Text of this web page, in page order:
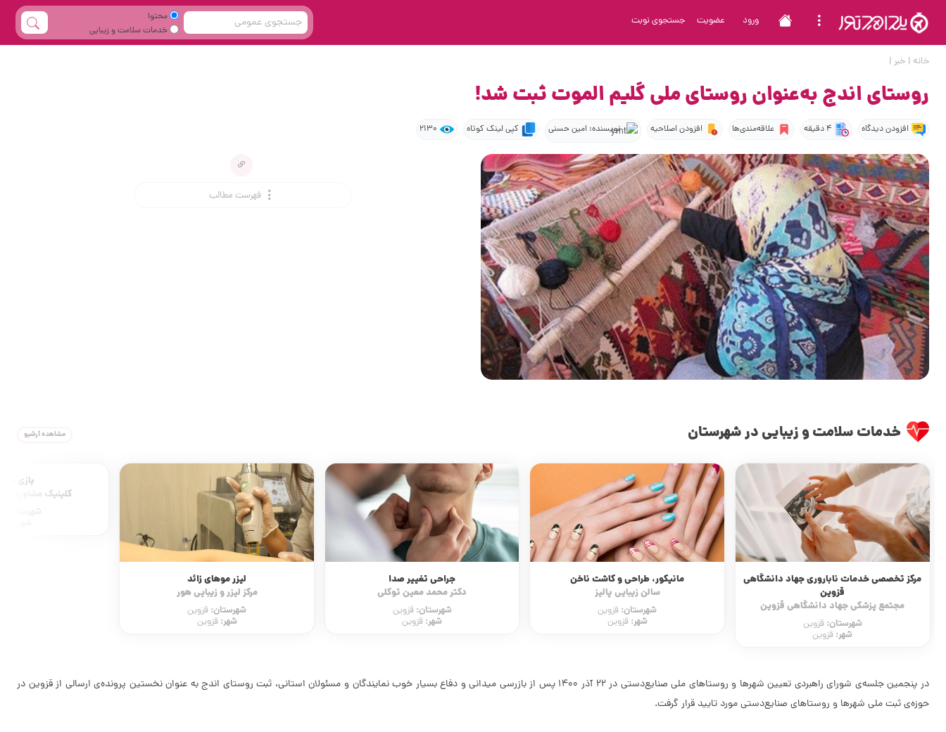
ورود عضویت جستجوی نوبت
محتوا
خدمات سلامت و زیبایی
خانه | خبر |
روستای اندج به‌عنوان روستای ملی گلیم الموت ثبت شد!
افزودن دیدگاه 4 دقیقه علاقه‌مندی‌ها افزودن اصلاحیه نویسنده: امین حسنی کپی لینک کوتاه 2130
فهرست مطالب
خدمات سلامت و زیبایی در شهرستان مشاهده آرشیو
مرکز تخصصی خدمات ناباروری جهاد دانشگاهی
قزوین
مجتمع پزشکی جهاد دانشگاهی قزوین
شهرستان:قزوین
شهر: قزوین
مانیکور، طراحی و کاشت ناخن
سالن زیبایی پالیز
شهرستان: قزوین
شهر:قزوین
جراحی تغییر صدا
دکتر محمد معین توکلی
شهرستان:قزوین
شهر: قزوین
لیزر موهای زائد
مرکز لیزر و زیبایی هور
شهرستان: قزوین
شهر:قزوین
بازی
کلینیک مشاوره
در پنجمین جلسه‌ی شورای راهبردی تعیین شهر‌ها و روستا‌های ملی صنایع‌دستی در ۲۲ آذر 1400 پس از بازرسی میدانی و دفاع بسیار خوب نمایندگان و مسئولان استانی، ثبت روستای اندج به عنوان نخستین پرونده‌ی ارسالی از قزوین در
حوزه‌ی ثبت ملی شهر‌ها و روستا‌های صنایع‌دستی مورد تایید قرار گرفت.